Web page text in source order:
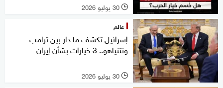
l 30 يوليو 2026
عالم
إسرائيل تكشف ما دار بين ترامب
ونتنياهو.. 3 خيارات بشأن إيران
l 30 يوليو 2026